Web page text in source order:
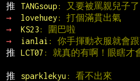
推
TANGsoup : 又要被罵親兒子了
→
lovehuey : 打個滿貫出氣
→
KS23 : 圍巴啦
→
ianlai : 你手揮動衣服就會
推
LCT07 : 就真的有啊！眼瞎才
推
sparklekyu : 看不出來